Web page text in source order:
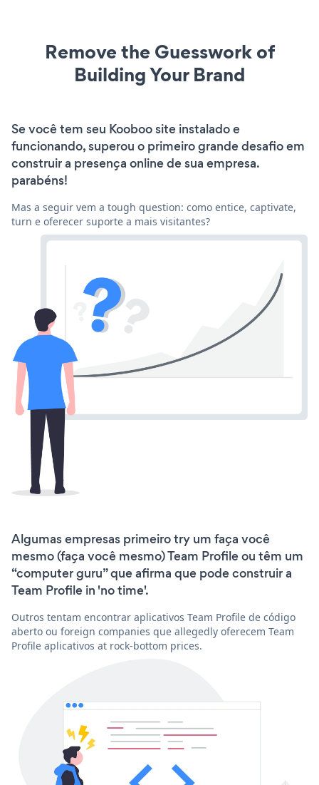
Remove the Guesswork of
Building Your Brand
Se você tem seu Kooboo site instalado e
funcionando, superou o primeiro grande desafio em
construir a presença online de sua empresa.
parabéns!
Mas a seguir vem a tough question: como entice, captivate,
turn e oferecer suporte a mais visitantes?
Algumas empresas primeiro try um faça você
mesmo (faça você mesmo) Team Profile ou têm um
“computer guru” que afirma que pode construir a
Team Profile in 'no time'.
Outros tentam encontrar aplicativos Team Profile de código
aberto ou foreign companies que allegedly oferecem Team
Profile aplicativos at rock-bottom prices.